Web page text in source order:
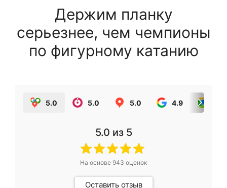
Держим планку
серьезнее, чем чемпионы
по фигурному катанию
5.0 5.0 5.0 4.9
5.0 из 5
На основе 943 оценок
Оставить отзыв